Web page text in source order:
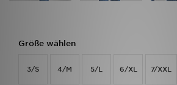
Größe wählen
3/S 4/M 5/L 6/XL 7/XXL